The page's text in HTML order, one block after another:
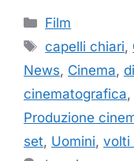
Categorie
Film
Tag
capelli chiari,
News, Cinema,
cinematografica,
Produzione
set, Uomini, volti